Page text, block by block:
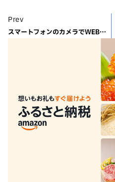
Prev
スマートフォンのカメラでWEB対応の写真を撮る方法